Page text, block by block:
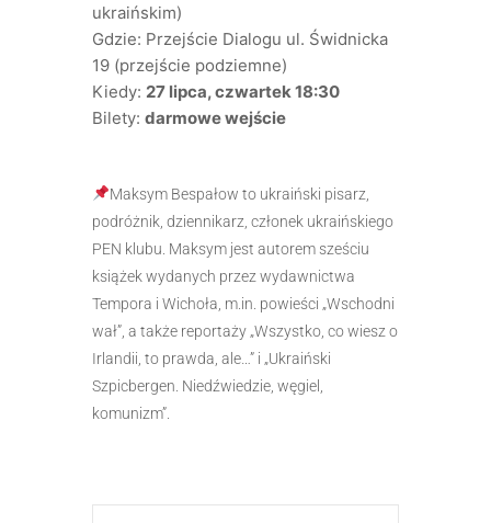
ukraińskim)
Gdzie: Przejście Dialogu ul. Świdnicka
19 (przejście podziemne)
Kiedy: 27 lipca, czwartek 18:30
Bilety: darmowe wejście
Maksym Bespałow to ukraiński pisarz,
podróżnik, dziennikarz, członek ukraińskiego
PEN klubu. Maksym jest autorem sześciu
książek wydanych przez wydawnictwa
Tempora i Wichoła, m.in. powieści „Wschodni
wał”, a także reportaży „Wszystko, co wiesz o
Irlandii, to prawda, ale…” i „Ukraiński
Szpicbergen. Niedźwiedzie, węgiel,
komunizm”.